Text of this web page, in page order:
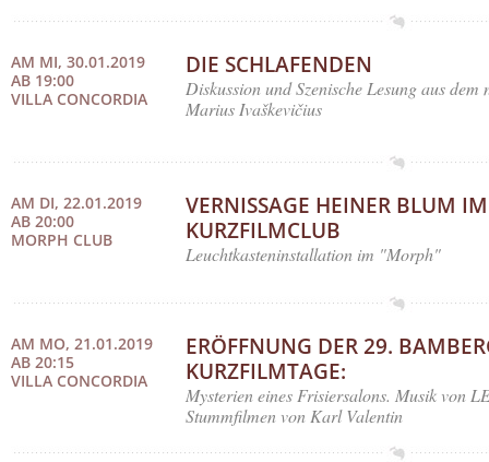
AM MI, 30.01.2019
AB 19:00
VILLA CONCORDIA
DIE SCHLAFENDEN
Diskussion und Szenische Lesung aus dem
Marius Ivaškevičius
AM DI, 22.01.2019
AB 20:00
MORPH CLUB
VERNISSAGE HEINER BLUM IM
KURZFILMCLUB
Leuchtkasteninstallation im "Morph"
AM MO, 21.01.2019
AB 20:15
VILLA CONCORDIA
ERÖFFNUNG DER 29.
KURZFILMTAGE:
Mysterien eines Frisiersalons. Musik von
Stummfilmen von Karl Valentin